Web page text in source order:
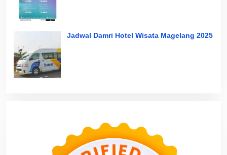
Jadwal Damri Hotel Wisata Magelang 2025